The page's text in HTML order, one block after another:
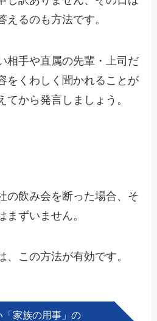
えるのも方法です。
相手や直属の先輩・上司だ
をくわしく聞かれることが
てから発言しましょう。
の飲み会を断った場合、そ
まずいません。
、この方法が有効です。
家族の用事」の